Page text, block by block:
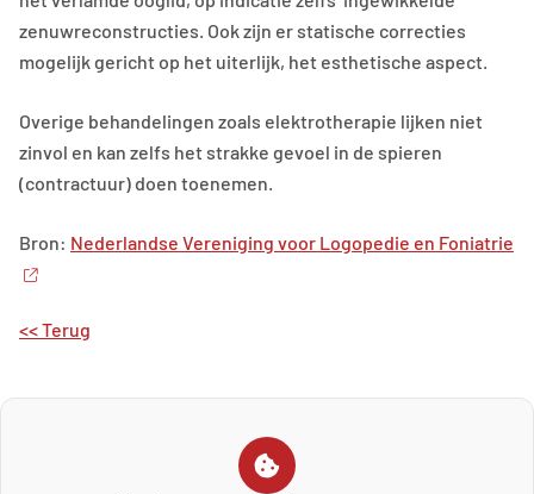
zenuwreconstructies. Ook zijn er statische correcties
mogelijk gericht op het uiterlijk, het esthetische aspect.
Overige behandelingen zoals elektrotherapie lijken niet
zinvol en kan zelfs het strakke gevoel in de spieren
(contractuur) doen toenemen.
Bron: Nederlandse Vereniging voor Logopedie en Foniatrie
<< Terug